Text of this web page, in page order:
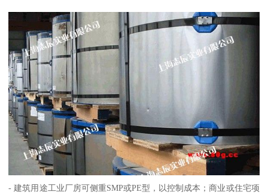
- 建筑用途工业厂房可侧重SMP或PE型，以控制成本；商业或住宅项